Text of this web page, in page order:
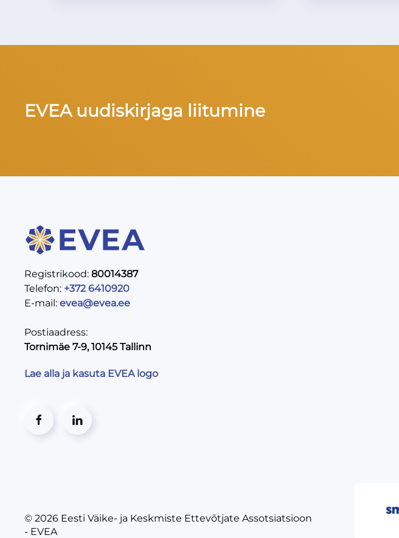
EVEA uudiskirjaga liitumine
Registrikood: 80014387
Telefon: +372 6410920
E-mail: evea@evea.ee
Postiaadress:
Tornimäe 7-9, 10145 Tallinn
Lae alla ja kasuta EVEA logo
© 2026 Eesti Väike- ja Keskmiste Ettevõtjate Assotsiatsioon
- EVEA